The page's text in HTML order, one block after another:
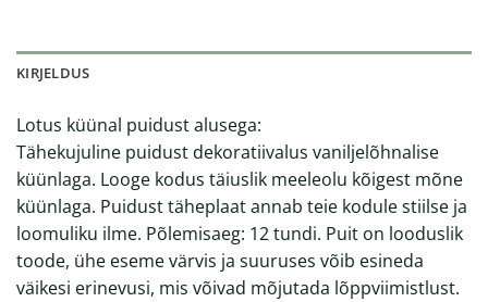
KIRJELDUS
Lotus küünal puidust alusega:
Tähekujuline puidust dekoratiivalus vaniljelõhnalise
küünlaga. Looge kodus täiuslik meeleolu kõigest mõne
küünlaga. Puidust täheplaat annab teie kodule stiilse ja
loomuliku ilme. Põlemisaeg: 12 tundi. Puit on looduslik
toode, ühe eseme värvis ja suuruses võib esineda
väikesi erinevusi, mis võivad mõjutada lõppviimistlust.